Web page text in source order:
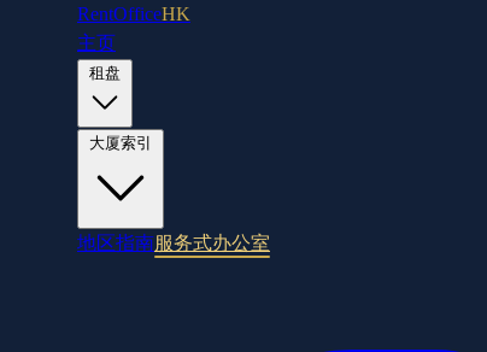
RentOfficeHK
主页
地区指南服务式办公室